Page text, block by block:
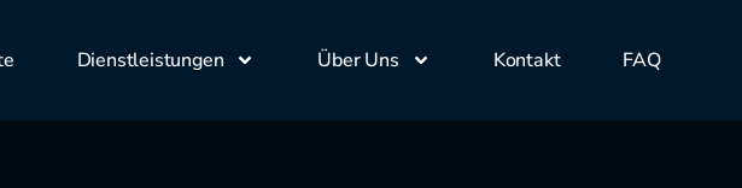
Dienstleistungen Über Uns Kontakt FAQ